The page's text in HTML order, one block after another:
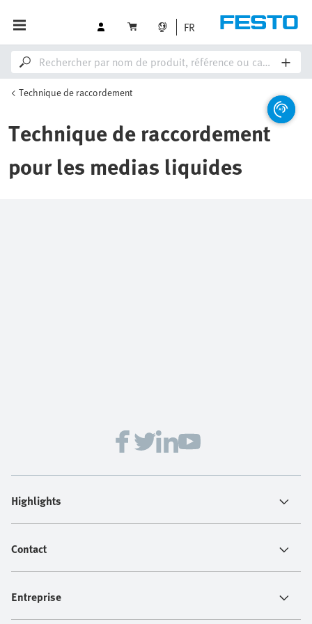
FR
Technique de raccordement
Technique de raccordement
pour les medias liquides
Highlights
Contact
Entreprise